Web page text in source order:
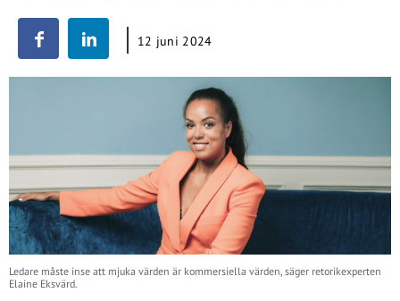
12 juni 2024
Ledare måste inse att mjuka värden är kommersiella värden, säger retorikexperten
Elaine Eksvärd.